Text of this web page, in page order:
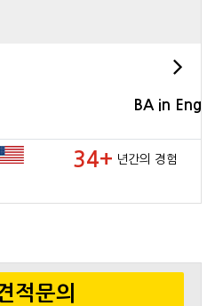
and Social Relations
적문의